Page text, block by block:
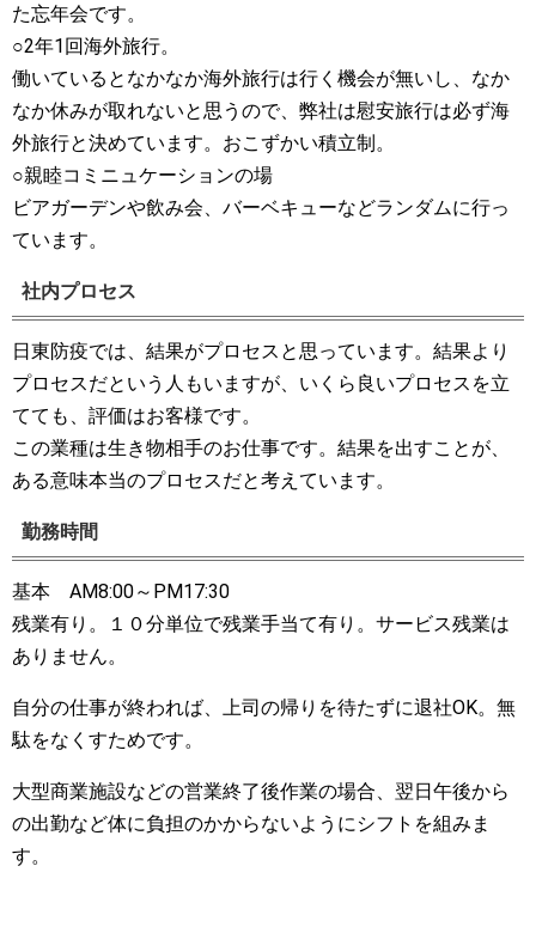
た忘年会です。
○2年1回海外旅行。
働いているとなかなか海外旅行は行く機会が無いし、なか
なか休みが取れないと思うので、弊社は慰安旅行は必ず海
外旅行と決めています。おこずかい積立制。
○親睦コミニュケーションの場
ビアガーデンや飲み会、バーベキューなどランダムに行っ
ています。
社内プロセス
日東防疫では、結果がプロセスと思っています。結果より
プロセスだという人もいますが、いくら良いプロセスを立
てても、評価はお客様です。
この業種は生き物相手のお仕事です。結果を出すことが、
ある意味本当のプロセスだと考えています。
勤務時間
基本 AM8:00～PM17:30
残業有り。１０分単位で残業手当て有り。サービス残業は
ありません。
自分の仕事が終われば、上司の帰りを待たずに退社OK。無
駄をなくすためです。
大型商業施設などの営業終了後作業の場合、翌日午後から
の出勤など体に負担のかからないようにシフトを組みま
す。